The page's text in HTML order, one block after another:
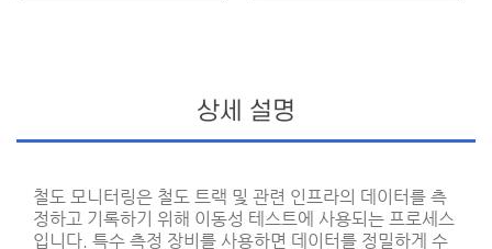
상세 설명
철도 모니터링은 철도 트랙 및 관련 인프라의 데이터를 측
정하고 기록하기 위해 이동성 테스트에 사용되는 프로세스
입니다. 특수 측정 장비를 사용하면 데이터를 정밀하게 수